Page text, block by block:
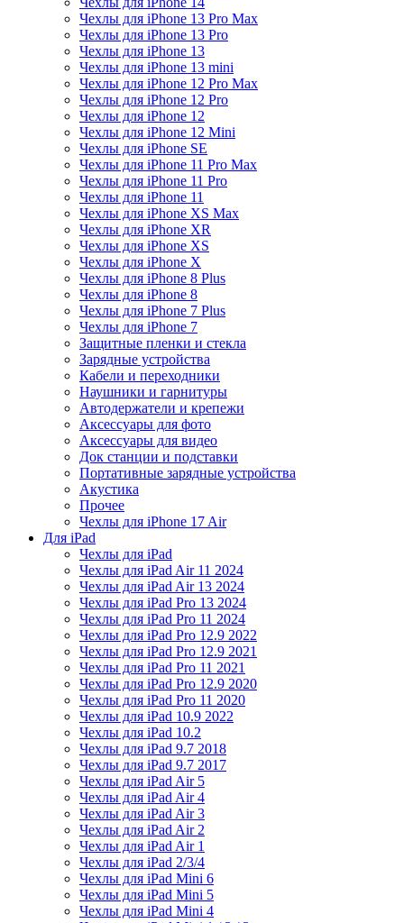
Чехлы для iPhone 13 Pro Max
Чехлы для iPhone 13 Pro
Чехлы для iPhone 13
Чехлы для iPhone 13 mini
Чехлы для iPhone 12 Pro Max
Чехлы для iPhone 12 Pro
Чехлы для iPhone 12
Чехлы для iPhone 12 Mini
Чехлы для iPhone SE
Чехлы для iPhone 11 Pro Max
Чехлы для iPhone 11 Pro
Чехлы для iPhone 11
Чехлы для iPhone XS Max
Чехлы для iPhone XR
Чехлы для iPhone XS
Чехлы для iPhone X
Чехлы для iPhone 8 Plus
Чехлы для iPhone 8
Чехлы для iPhone 7 Plus
Чехлы для iPhone 7
Защитные пленки и стекла
Зарядные устройства
Кабели и переходники
Наушники и гарнитуры
Автодержатели и крепежи
Аксессуары для фото
Аксессуары для видео
Док станции и подставки
Портативные зарядные устройства
Акустика
Прочее
Чехлы для iPhone 17 Air
Для iPad
Чехлы для iPad
Чехлы для iPad Air 11 2024
Чехлы для iPad Air 13 2024
Чехлы для iPad Pro 13 2024
Чехлы для iPad Pro 11 2024
Чехлы для iPad Pro 12.9 2022
Чехлы для iPad Pro 12.9 2021
Чехлы для iPad Pro 11 2021
Чехлы для iPad Pro 12.9 2020
Чехлы для iPad Pro 11 2020
Чехлы для iPad 10.9 2022
Чехлы для iPad 10.2
Чехлы для iPad 9.7 2018
Чехлы для iPad 9.7 2017
Чехлы для iPad Air 5
Чехлы для iPad Air 4
Чехлы для iPad Air 3
Чехлы для iPad Air 2
Чехлы для iPad Air 1
Чехлы для iPad 2/3/4
Чехлы для iPad Mini 6
Чехлы для iPad Mini 5
Чехлы для iPad Mini 4